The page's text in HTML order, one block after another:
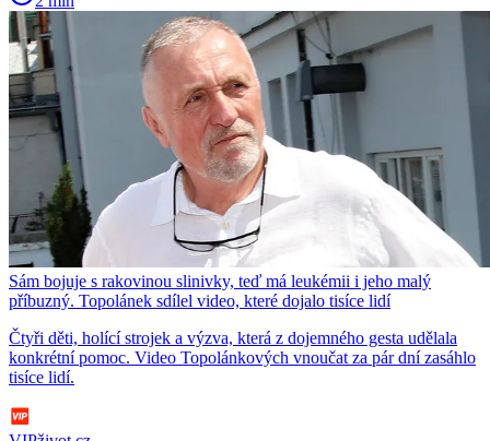
Sám bojuje s rakovinou slinivky, teď má leukémii i jeho malý
příbuzný. Topolánek sdílel video, které dojalo tisíce lidí
Čtyři děti, holící strojek a výzva, která z dojemného gesta udělala
konkrétní pomoc. Video Topolánkových vnoučat za pár dní zasáhlo
tisíce lidí.